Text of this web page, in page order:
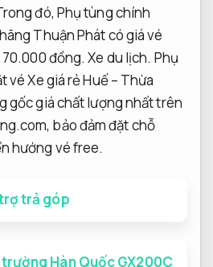
đó, Phụ tùng chính
Thuận Phát có giá vé
70.000 đồng.Xe du lịch. Phụ
vé Xe giá rẻ Huế – Thừa
gốc giá chất lượng nhất trên
bảo đảm đặt chỗ
hướng vé free.
trả góp
Hàn Quốc GX200C